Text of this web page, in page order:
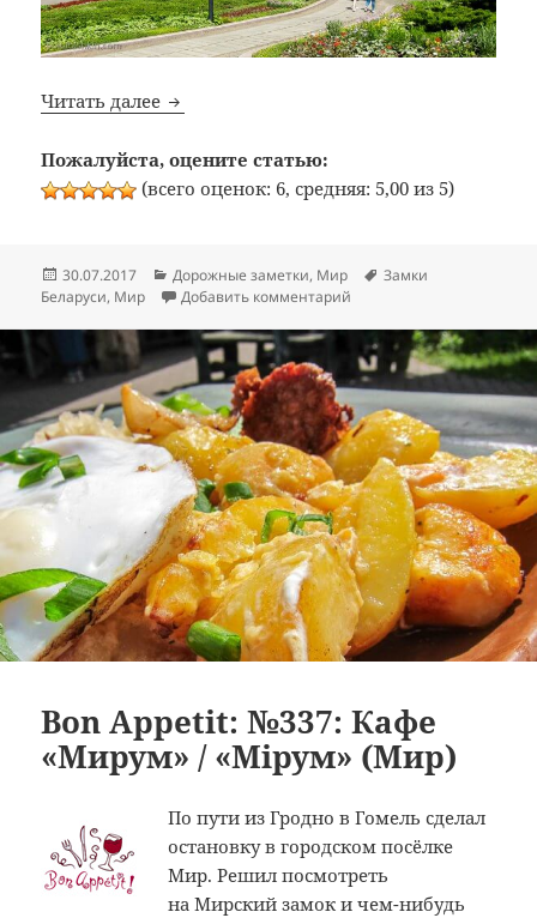
Читать далее Мирский замок
Пожалуйста, оцените статью:
(всего оценок: 6, средняя: 5,00 из 5)
Опубликовано
30.07.2017 Рубрики
Дорожные заметки, Мир Метки
Замки
Беларуси, Мир Добавить комментарий
Bon Appetit: №337: Кафе
«Мирум» / «Мiрум» (Мир)
По пути из Гродно в Гомель сделал
остановку в городском посёлке
Мир. Решил посмотреть
на Мирский замок и чем-нибудь